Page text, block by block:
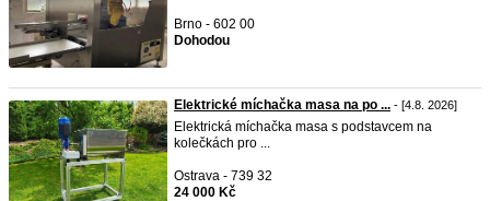
Brno - 602 00
Dohodou
Elektrické míchačka masa na po ... - [4.8. 2026]
Elektrická míchačka masa s podstavcem na
kolečkách pro ...
Ostrava - 739 32
24 000 Kč